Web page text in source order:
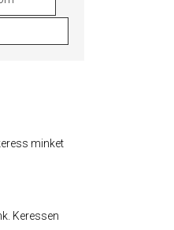
minket
Keressen